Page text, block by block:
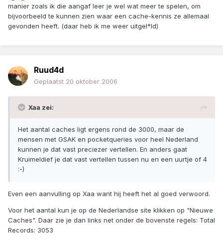
manier zoals ik die aangaf leer je wel wat meer te spelen, om
bijvoorbeeld te kunnen zien waar een cache-kennis ze allemaal
gevonden heeft. (daar heb ik me weer uitgel*ld)
Ruud4d
Geplaatst 20 oktober 2006
Xaa zei:
Het aantal caches ligt ergens rond de 3000, maar de
mensen met GSAK en pocketqueries voor heel Nederland
kunnen je dat vast preciezer vertellen. En anders gaat
Kruimeldief je dat vast vertellen tussen nu en een uurtje of 4
:-)
Even een aanvulling op Xaa want hij heeft het al goed verwoord.
Voor het aantal kun je op de Nederlandse site klikken op "Nieuwe
Caches". Daar zie je dan links net onder de bovenste regels: Total
Records: 3053